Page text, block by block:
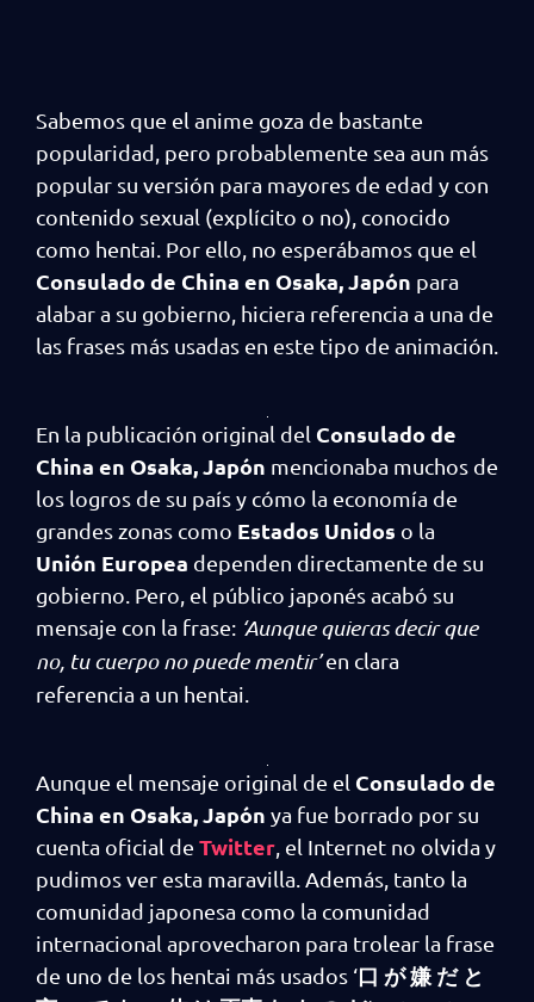
Sabemos que el anime goza de bastante
popularidad, pero probablemente sea aun más
popular su versión para mayores de edad y con
contenido sexual (explícito o no), conocido
como hentai. Por ello, no esperábamos que el
Consulado de China en Osaka, Japón para
alabar a su gobierno, hiciera referencia a una de
las frases más usadas en este tipo de animación.
En la publicación original del Consulado de
China en Osaka, Japón mencionaba muchos de
los logros de su país y cómo la economía de
grandes zonas como Estados Unidos o la
Unión Europea dependen directamente de su
gobierno. Pero, el público japonés acabó su
mensaje con la frase: ‘Aunque quieras decir que
no, tu cuerpo no puede mentir’en clara
referencia a un hentai.
Aunque el mensaje original de el Consulado de
China en Osaka, Japón ya fue borrado por su
cuenta oficial de Twitter , el Internet no olvida y
pudimos ver esta maravilla. Además, tanto la
comunidad japonesa como la comunidad
internacional aprovecharon para trolear la frase
de uno de los hentai más usados ‘口 が 嫌 だ と